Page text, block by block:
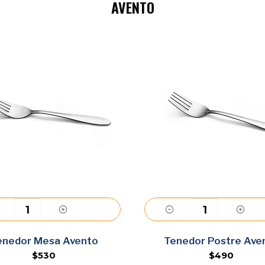
AVENTO
Agregar
Tenedor Postre Avento Cuchillo